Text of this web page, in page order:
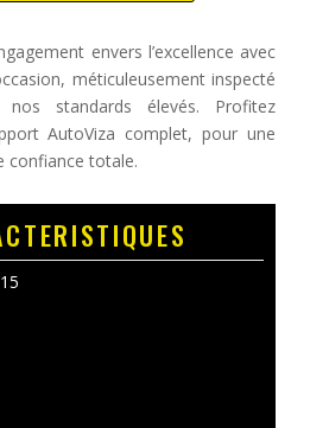
envers l’excellence avec
méticuleusement inspecté
standards élevés. Profitez
AutoViza complet, pour une
confiance totale.